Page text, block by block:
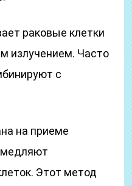
раковые клетки
излучением. Часто
с
на приеме
Этот метод